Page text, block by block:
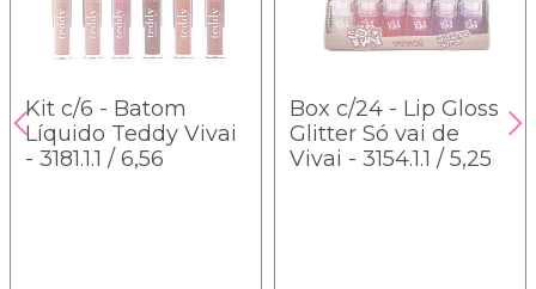
Kit c/6 - Batom
Líquido Teddy Vivai
- 3181.1.1 / 6,56
Box c/24 - Lip Gloss
Glitter Só vai de
Vivai - 3154.1.1 / 5,25